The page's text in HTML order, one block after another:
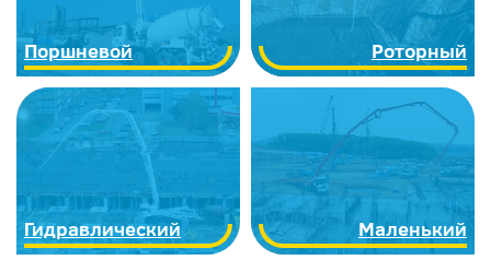
Поршневой Роторный
Гидравлический Маленький